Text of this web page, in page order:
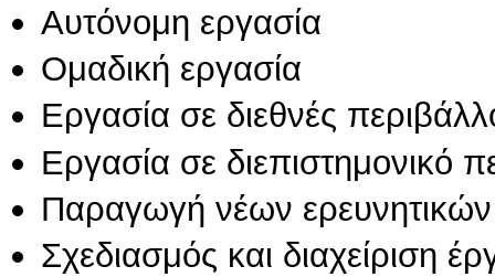
Αυτόνομη εργασία
Ομαδική εργασία
Εργασία σε διεθνές
Εργασία σε διεπιστημονικό
Παραγωγή νέων
Σχεδιασμός και διαχείριση